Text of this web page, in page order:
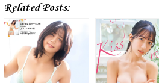
Related Posts: